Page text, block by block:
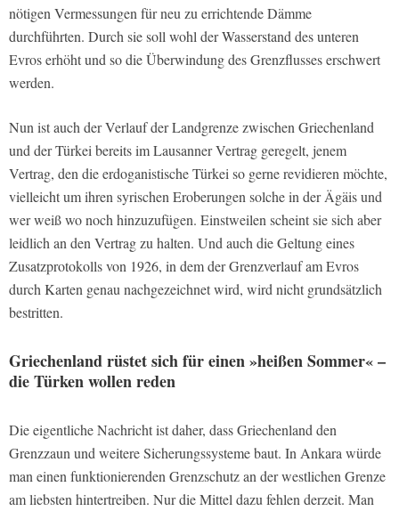
nötigen Vermessungen für neu zu errichtende Dämme
durchführten. Durch sie soll wohl der Wasserstand des unteren
Evros erhöht und so die Überwindung des Grenzflusses erschwert
werden.
Nun ist auch der Verlauf der Landgrenze zwischen Griechenland
und der Türkei bereits im Lausanner Vertrag geregelt, jenem
Vertrag, den die erdoganistische Türkei so gerne revidieren möchte,
vielleicht um ihren syrischen Eroberungen solche in der Ägäis und
wer weiß wo noch hinzuzufügen. Einstweilen scheint sie sich aber
leidlich an den Vertrag zu halten. Und auch die Geltung eines
Zusatzprotokolls von 1926, in dem der Grenzverlauf am Evros
durch Karten genau nachgezeichnet wird, wird nicht grundsätzlich
bestritten.
Griechenland rüstet sich für einen »heißen Sommer« –
die Türken wollen reden
Die eigentliche Nachricht ist daher, dass Griechenland den
Grenzzaun und weitere Sicherungssysteme baut. In Ankara würde
man einen funktionierenden Grenzschutz an der westlichen Grenze
am liebsten hintertreiben. Nur die Mittel dazu fehlen derzeit. Man